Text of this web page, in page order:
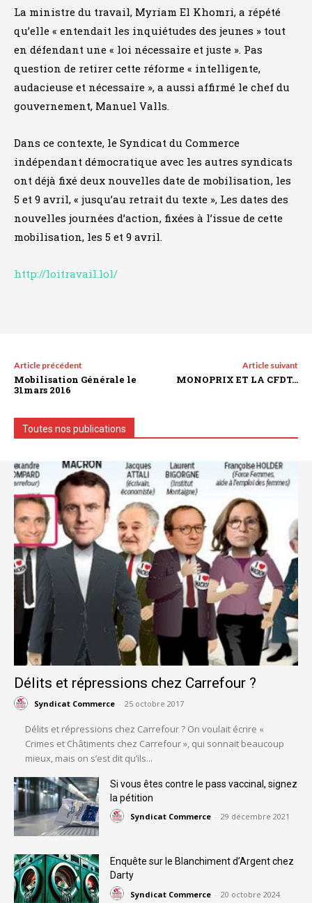
La ministre du travail, Myriam El Khomri, a répété
qu’elle « entendait les inquiétudes des jeunes » tout
en défendant une « loi nécessaire et juste ». Pas
question de retirer cette réforme « intelligente,
audacieuse et nécessaire », a aussi affirmé le chef du
gouvernement, Manuel Valls.
Dans ce contexte, le Syndicat du Commerce
indépendant démocratique avec les autres syndicats
ont déjà fixé deux nouvelles date de mobilisation, les
5 et 9 avril, « jusqu’au retrait du texte », Les dates des
nouvelles journées d’action, fixées à l’issue de cette
mobilisation, les 5 et 9 avril.
http://loitravail.lol/
Article précédent
Mobilisation Générale le
31mars 2016
Article suivant
MONOPRIX ET LA CFDT…
Toutes nos publications
Délits et répressions chez Carrefour ?
Syndicat Commerce - 25 octobre 2017
Délits et répressions chez Carrefour ? On voulait écrire «
Crimes et Châtiments chez Carrefour », qui sonnait beaucoup
mieux, mais on s’est dit qu’ils...
Si vous êtes contre le pass vaccinal, signez
la pétition
Syndicat Commerce - 29 décembre 2021
Enquête sur le Blanchiment d’Argent chez
Darty
Syndicat Commerce - 20 octobre 2024